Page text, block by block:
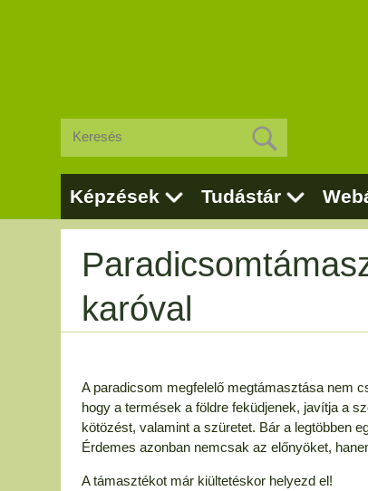
Képzések Tudástár
karóval
A paradicsom megfelelő megtámasztása nem
hogy a termések a földre feküdjenek, javítja a
kötözést, valamint a szüretet. Bár a legtöbben
Érdemes azonban nemcsak az előnyöket,
A támasztékot már kiültetéskor helyezd el!